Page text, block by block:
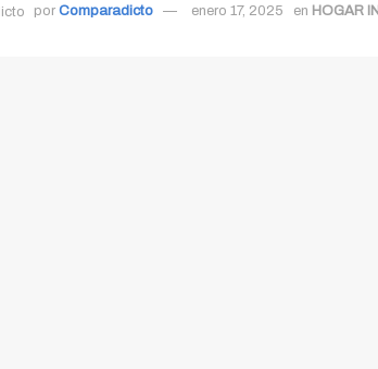
por Comparadicto enero 17, 2025 en HOGAR